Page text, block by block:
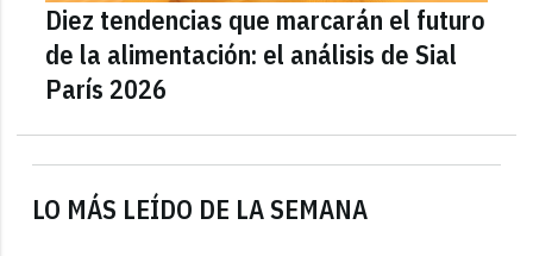
LO MÁS LEÍDO DE LA SEMANA
Diez tendencias que marcarán el futuro
de la alimentación: el análisis de Sial
París 2026